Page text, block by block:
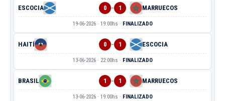
ESCOCIA 0 - 1 MARRUECOS
19-06-2026 · 19:00hs · FINALIZADO
HAITÍ 0 - 1 ESCOCIA
13-06-2026 · 22:00hs · FINALIZADO
BRASIL 1 - 1 MARRUECOS
13-06-2026 · 19:00hs · FINALIZADO